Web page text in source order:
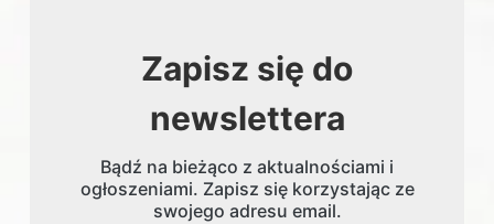
Zapisz się do
newslettera
Bądź na bieżąco z aktualnościami i
ogłoszeniami. Zapisz się korzystając ze
swojego adresu email.